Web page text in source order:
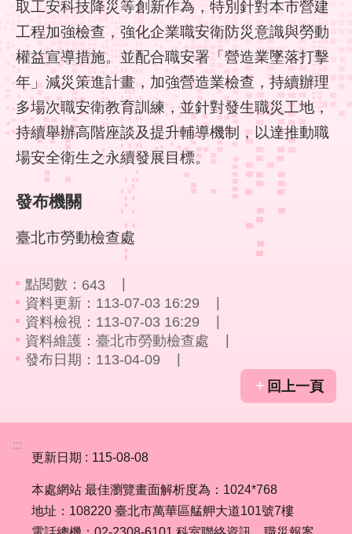
資
訊
公
開
網
站
導
覽
回
頁
陳
情
系
統
答
雙
語
詞
取工安科技降災等創新作為，特別針對本市營建
工程加強檢查，強化企業職安衛防災意識與勞動
權益宣導措施。並配合職安署「營造業墜落打擊
年」減災策進計畫，加強營造業檢查，持續辦理
多場次職安衛教育訓練，並針對發生職災工地，
持續舉辦高階座談及提升輔導機制，以達推動職
場安全衛生之永續發展目標。
發布機關
臺北市勞動檢查處
點閱數： 643
資料更新：113-07-03 16:29
資料檢視：113-07-03 16:29
資料維護：臺北市勞動檢查處
發布日期：113-04-09
回上一頁
:::
更新日期
115-08-08
本處網站 最佳瀏覽畫面解析度為：1024*768
地址：108220 臺北市萬華區艋舺大道101號7樓